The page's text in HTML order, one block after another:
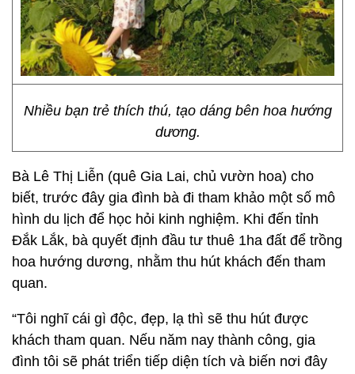
Nhiều bạn trẻ thích thú, tạo dáng bên hoa hướng
dương.
Bà Lê Thị Liễn (quê Gia Lai, chủ vườn hoa) cho
biết, trước đây gia đình bà đi tham khảo một số mô
hình du lịch để học hỏi kinh nghiệm. Khi đến tỉnh
Đắk Lắk, bà quyết định đầu tư thuê 1ha đất để trồng
hoa hướng dương, nhằm thu hút khách đến tham
quan.
“Tôi nghĩ cái gì độc, đẹp, lạ thì sẽ thu hút được
khách tham quan. Nếu năm nay thành công, gia
đình tôi sẽ phát triển tiếp diện tích và biến nơi đây